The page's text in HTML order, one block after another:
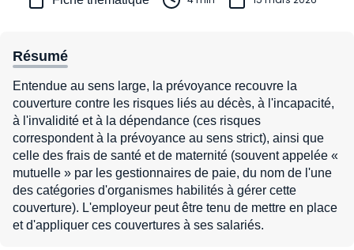
Résumé
Entendue au sens large, la prévoyance recouvre la
couverture contre les risques liés au décès, à l'incapacité,
à l'invalidité et à la dépendance (ces risques
correspondent à la prévoyance au sens strict), ainsi que
celle des frais de santé et de maternité (souvent appelée «
mutuelle » par les gestionnaires de paie, du nom de l'une
des catégories d'organismes habilités à gérer cette
couverture). L'employeur peut être tenu de mettre en place
et d'appliquer ces couvertures à ses salariés.